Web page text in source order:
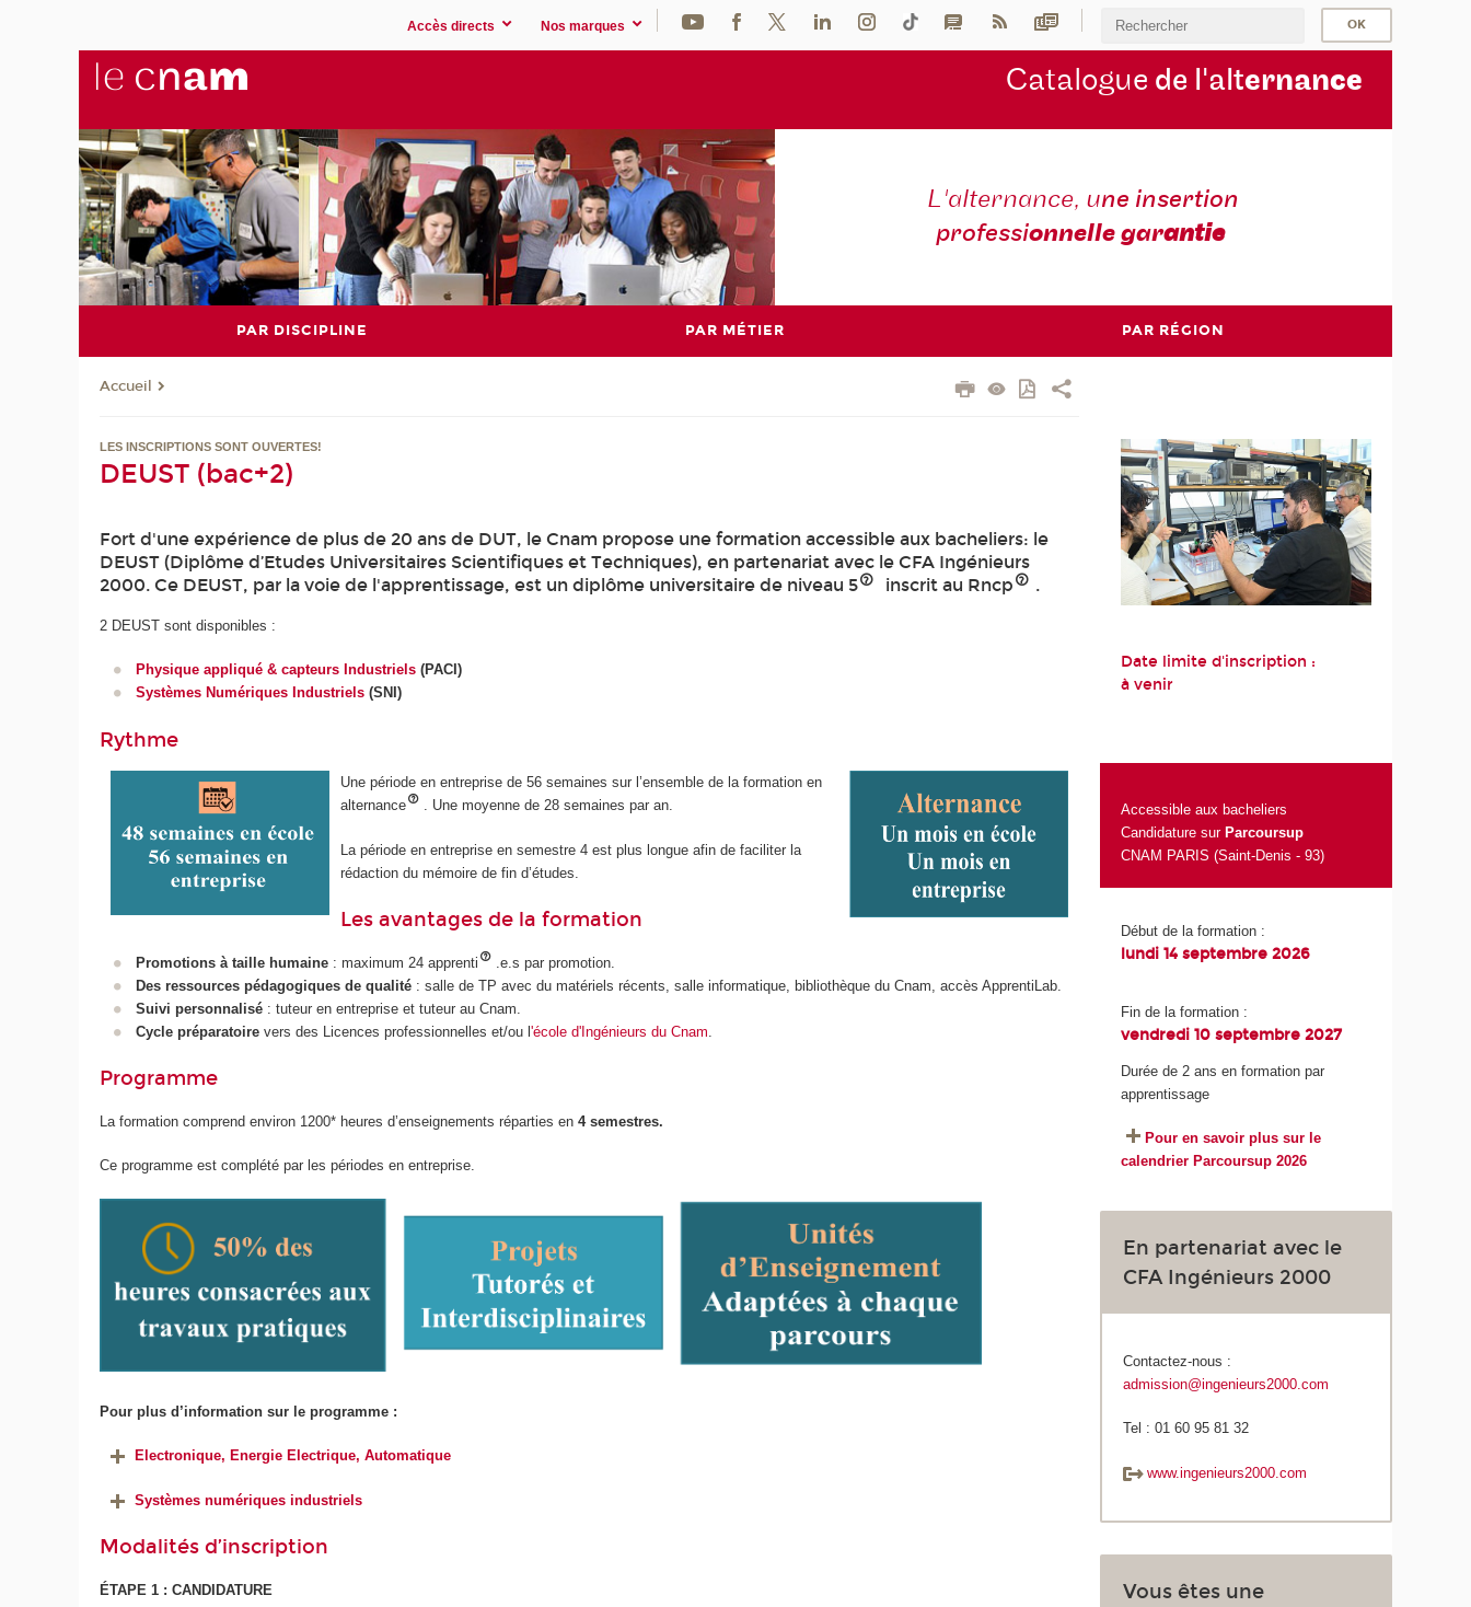
Accès directs Nos marques
Catalogue de l'alternance
L'alternance, une insertion
professionnelle garantie
PAR DISCIPLINE PAR MÉTIER PAR RÉGION
Accueil
LES INSCRIPTIONS SONT OUVERTES!
DEUST (bac+2)
Fort d'une expérience de plus de 20 ans de DUT, le Cnam propose une formation accessible aux bacheliers: le
DEUST (Diplôme d’Etudes Universitaires Scientifiques et Techniques), en partenariat avec le CFA Ingénieurs
2000. Ce DEUST, par la voie de l'apprentissage, est un diplôme universitaire de niveau 5
inscrit au Rncp .
2 DEUST sont disponibles :
Physique appliqué & capteurs Industriels(PACI)
Systèmes Numériques Industriels(SNI)
Rythme
Une période en entreprise de 56 semaines sur l’ensemble de la formation en
alternance
. Une moyenne de 28 semaines par an.
La période en entreprise en semestre 4 est plus longue afin de faciliter la
rédaction du mémoire de fin d’études.
Les avantages de la formation
Promotions à taille humaine: maximum 24 apprenti
.e.s par promotion.
Des ressources pédagogiques de qualité: salle de TP avec du matériels récents, salle informatique, bibliothèque du Cnam, accès ApprentiLab.
Suivi personnalisé : tuteur en entreprise et tuteur au Cnam.
Cycle préparatoirevers des Licences professionnelles et/ou l'école d'Ingénieurs du Cnam
Programme
La formation comprend environ 1200* heures d’enseignements réparties en4 semestres.
Ce programme est complété par les périodes en entreprise.
Pour plus d’information sur le programme :
Electronique, Energie Electrique, Automatique
Systèmes numériques industriels
Modalités d’inscription
ÉTAPE 1 : CANDIDATURE
Date limite d'inscription :
à venir
Accessible aux bacheliers
Candidature sur Parcoursup
CNAM PARIS (Saint-Denis - 93)
Début de la formation :
lundi 14 septembre 2026
Fin de la formation :
vendredi 10 septembre 2027
Durée de 2 ans en formation par
apprentissage
Pour en savoir plus sur le
calendrier Parcoursup 2026
En partenariat avec le
CFA Ingénieurs 2000
Contactez-nous :
admission@ingenieurs2000.com
Tel : 01 60 95 81 32
www.ingenieurs2000.com
Vous êtes une